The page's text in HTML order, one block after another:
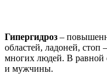
Гипергидроз –
областей, ладоней, стоп
многих людей. В равной
и мужчины.